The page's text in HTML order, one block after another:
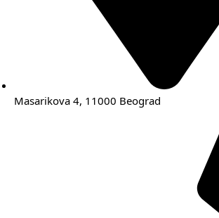
Masarikova 4, 11000 Beograd